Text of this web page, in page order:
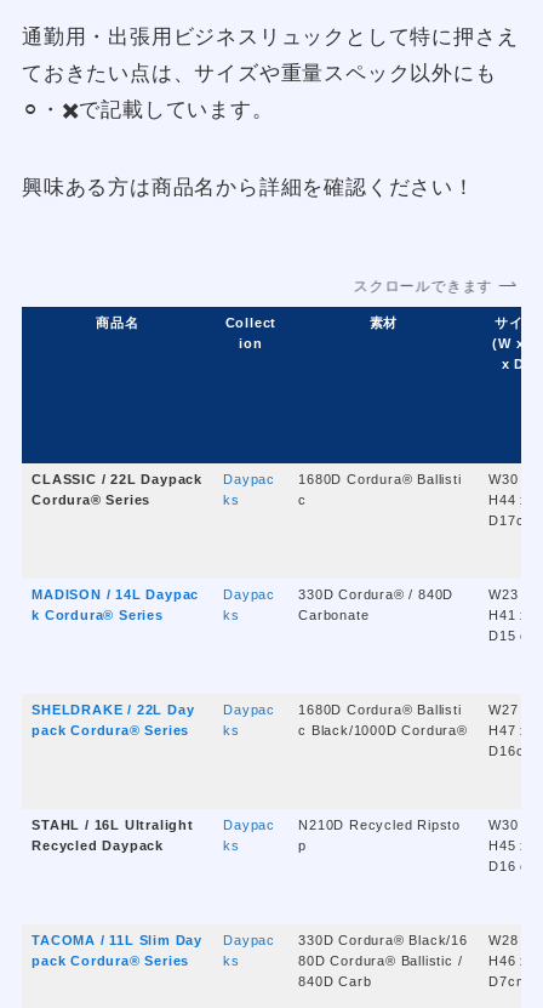
通勤用・出張用ビジネスリュックとして特に押さえ
ておきたい点は、サイズや重量スペック以外にも
⚪︎・✖️で記載しています。
興味ある方は商品名から詳細を確認ください！
スクロールできます
商品名
Collect
ion
素材
サイズ
(W x H
x D)
CLASSIC / 22L Daypack
Cordura® Series
Daypac
ks
1680D Cordura® Ballisti
c
W30 x
H44 x
D17cm
MADISON / 14L Daypac
k Cordura® Series
Daypac
ks
330D Cordura® / 840D
Carbonate
W23 x
H41 x
D15 cm
SHELDRAKE / 22L Day
pack Cordura® Series
Daypac
ks
1680D Cordura® Ballisti
c Black/1000D Cordura®
W27 x
H47 x
D16cm
STAHL / 16L Ultralight
Recycled Daypack
Daypac
ks
N210D Recycled Ripsto
p
W30 x
H45 x
D16 cm
TACOMA / 11L Slim Day
pack Cordura® Series
Daypac
ks
330D Cordura® Black/16
80D Cordura® Ballistic /
840D Carb
W28 x
H46 x
D7cm